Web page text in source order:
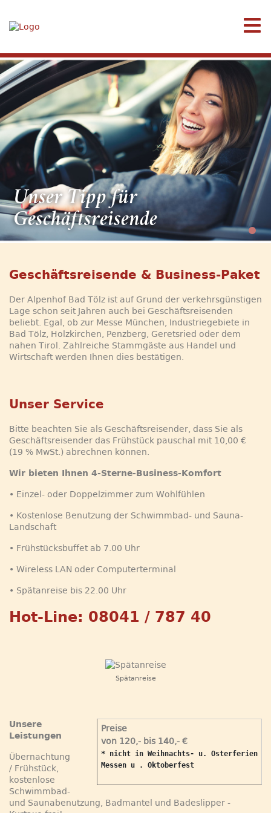
Unser Tipp für
Geschäftsreisende
Geschäftsreisende & Business-Paket
Der Alpenhof Bad Tölz ist auf Grund der verkehrsgünstigen
Lage schon seit Jahren auch bei Geschäftsreisenden
beliebt. Egal, ob zur Messe München, Industriegebiete in
Bad Tölz, Holzkirchen, Penzberg, Geretsried oder dem
nahen Tirol. Zahlreiche Stammgäste aus Handel und
Wirtschaft werden Ihnen dies bestätigen.
Unser Service
Bitte beachten Sie als Geschäftsreisender, dass Sie als
Geschäftsreisender das Frühstück pauschal mit 10,00 €
(19 % MwSt.) abrechnen können.
Wir bieten Ihnen 4-Sterne-Business-Komfort
• Einzel- oder Doppelzimmer zum Wohlfühlen
• Kostenlose Benutzung der Schwimmbad- und Sauna-
Landschaft
• Frühstücksbuffet ab 7.00 Uhr
• Wireless LAN oder Computerterminal
• Spätanreise bis 22.00 Uhr
Hot-Line: 08041 / 787 40
Spätanreise
Preise
von 120,- bis 140,- €
* nicht in Weihnachts- u. Osterferien
Messen u . Oktoberfest
Unsere
Leistungen
Übernachtung
/ Frühstück,
kostenlose
Schwimmbad-
und Saunabenutzung, Badmantel und Badeslipper -